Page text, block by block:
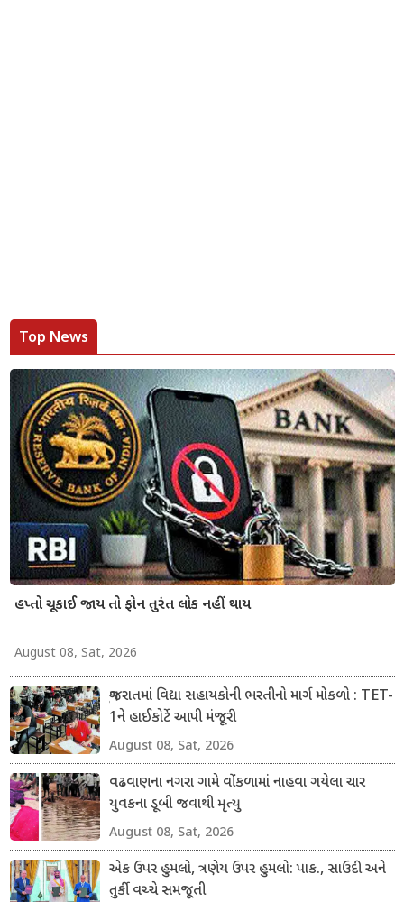
Top News
હપ્તો ચૂકાઈ જાય તો ફોન તુરંત લોક નહીં થાય
August 08, Sat, 2026
ગુજરાતમાં વિદ્યા સહાયકોની ભરતીનો માર્ગ મોકળો : TET-
1ને હાઈકોર્ટે આપી મંજૂરી
August 08, Sat, 2026
વઢવાણના નગરા ગામે વોંકળામાં નાહવા ગયેલા ચાર
યુવકના ડૂબી જવાથી મૃત્યુ
August 08, Sat, 2026
એક ઉપર હુમલો, ત્રણેય ઉપર હુમલો: પાક., સાઉદી અને
તુર્કી વચ્ચે સમજૂતી